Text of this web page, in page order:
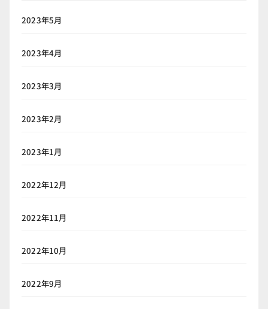
2023年5月
2023年4月
2023年3月
2023年2月
2023年1月
2022年12月
2022年11月
2022年10月
2022年9月